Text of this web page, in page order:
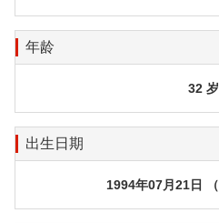
年龄
32 岁
出生日期
1994年07月21日 （